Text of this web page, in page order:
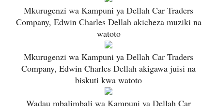
Mkurugenzi wa Kampuni ya Dellah Car Traders
Company, Edwin Charles Dellah akicheza muziki na
watoto
Mkurugenzi wa Kampuni ya Dellah Car Traders
Company, Edwin Charles Dellah akigawa juisi na
biskuti kwa watoto
Wadau mbalimbali wa Kampuni ya Dellah Car